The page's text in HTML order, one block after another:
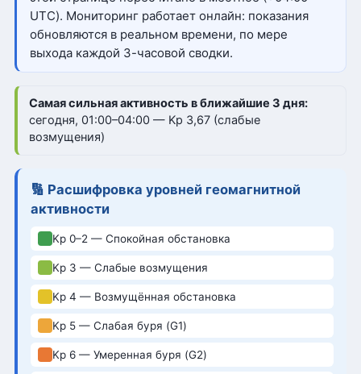
UTC). Мониторинг работает онлайн: показания
обновляются в реальном времени, по мере
выхода каждой 3-часовой сводки.
Самая сильная активность в ближайшие 3 дня:
сегодня, 01:00–04:00 — Kp 3,67 (слабые
возмущения)
🔢 Расшифровка уровней геомагнитной
активности
Kp 0–2 — Спокойная обстановка
Kp 3 — Слабые возмущения
Kp 4 — Возмущённая обстановка
Kp 5 — Слабая буря (G1)
Kp 6 — Умеренная буря (G2)